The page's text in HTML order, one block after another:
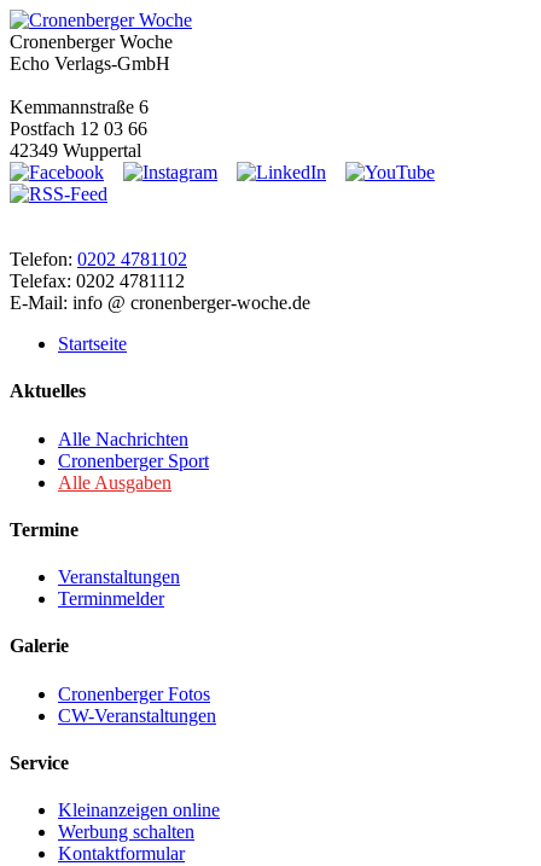
Cronenberger Woche
Echo Verlags-GmbH
Kemmannstraße 6
Postfach 12 03 66
42349 Wuppertal
Telefon: 0202 4781102
Telefax: 0202 4781112
E-Mail: info @ cronenberger-woche.de
Startseite
Aktuelles
Alle Nachrichten
Cronenberger Sport
Alle Ausgaben
Termine
Veranstaltungen
Terminmelder
Galerie
Cronenberger Fotos
CW-Veranstaltungen
Service
Kleinanzeigen online
Werbung schalten
Kontaktformular